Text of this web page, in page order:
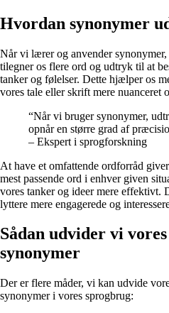
Hvordan synonymer
Når vi lærer og anvender
tilegner os flere ord og udtryk til at
tanker og følelser. Dette hjælper os
vores tale eller skrift mere nuanceret
“Når vi bruger synonymer,
opnår en større grad af
– Ekspert i sprogforskning
At have et omfattende ordforråd
mest passende ord i enhver given
vores tanker og ideer mere effektivt.
lyttere mere engagerede og
Sådan udvider vi
synonymer
Der er flere måder, vi kan udvide
synonymer i vores sprogbrug: